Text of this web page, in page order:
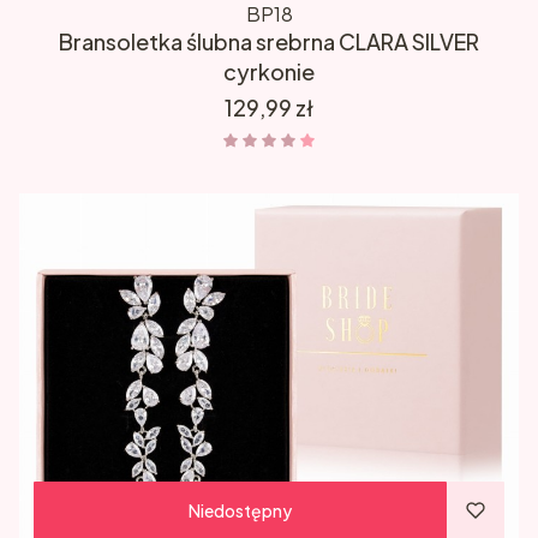
BP18
Bransoletka ślubna srebrna CLARA SILVER
cyrkonie
Cena
129,99 zł
Niedostępny